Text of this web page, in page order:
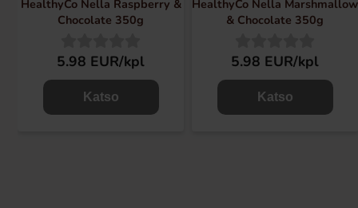
HealthyCo Nella Raspberry &
Chocolate 350g
5.98 EUR/kpl
Katso
HealthyCo Nella Marshmallow
& Chocolate 350g
5.98 EUR/kpl
Katso